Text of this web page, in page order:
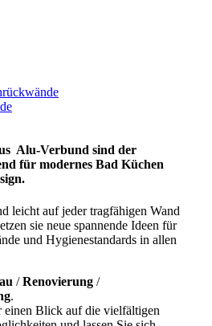
Alu-Verbund sind der
für modernes Bad Küchen
leicht auf jeder tragfähigen Wand
sie neue spannende Ideen für
und Hygienestandards in allen
/Renovierung /
.
einen Blick auf die vielfältigen